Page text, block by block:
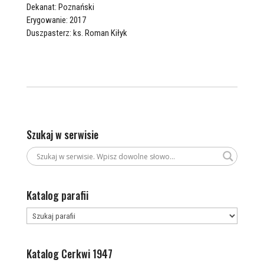
Dekanat: Poznański
Erygowanie: 2017
Duszpasterz: ks. Roman Kiłyk
Szukaj w serwisie
Katalog parafii
Katalog Cerkwi 1947